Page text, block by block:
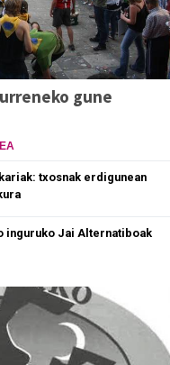
gune
txosnak erdigunean
inguruko Jai Alternatiboak